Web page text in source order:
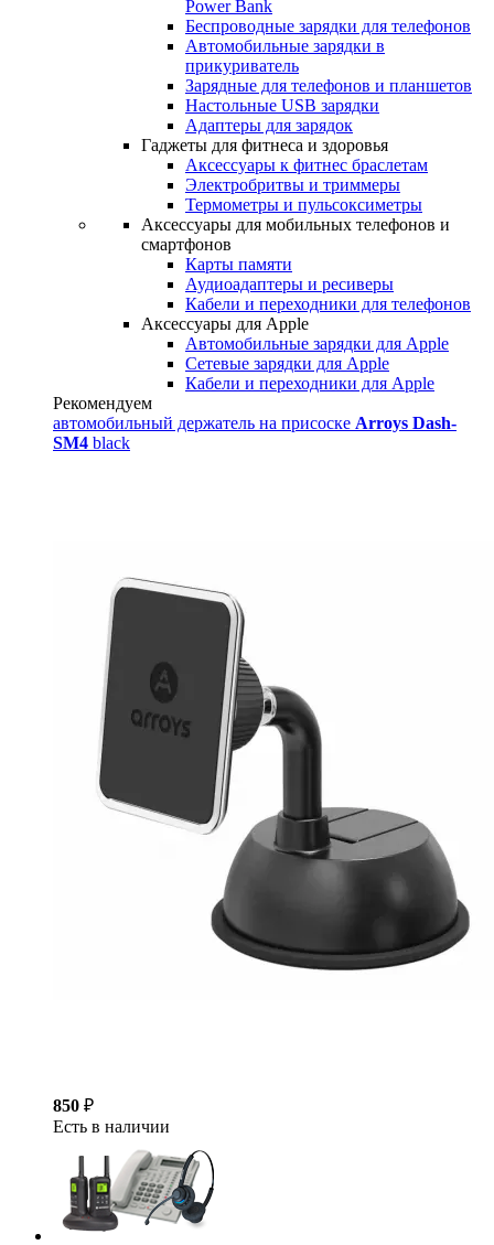
Power Bank
Беспроводные зарядки для телефонов
Автомобильные зарядки в
прикуриватель
Зарядные для телефонов и планшетов
Настольные USB зарядки
Адаптеры для зарядок
Гаджеты для фитнеса и здоровья
Аксессуары к фитнес браслетам
Электробритвы и триммеры
Термометры и пульсоксиметры
Аксессуары для мобильных телефонов и
смартфонов
Карты памяти
Аудиоадаптеры и ресиверы
Кабели и переходники для телефонов
Аксессуары для Apple
Автомобильные зарядки для Apple
Сетевые зарядки для Apple
Кабели и переходники для Apple
Рекомендуем
автомобильный держатель на присоске Arroys Dash-
SM4 black
850 ₽
Есть в наличии